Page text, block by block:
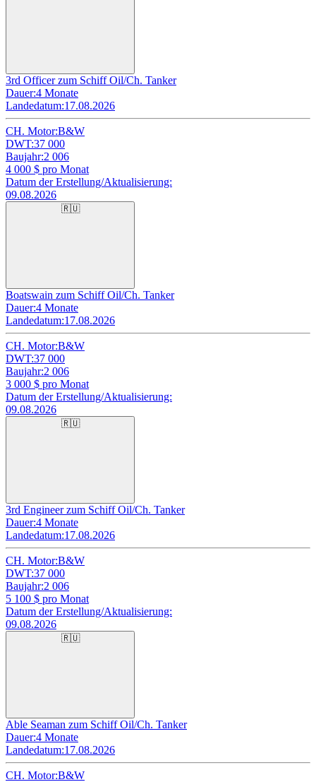
3rd Officer zum Schiff Oil/Ch. Tanker
Dauer:4 Monate
Landedatum:17.08.2026
CH. Motor:B&W
DWT:37 000
Baujahr:2 006
4 000 $ pro Monat
Datum der Erstellung/Aktualisierung:
09.08.2026
🇷🇺
Boatswain zum Schiff Oil/Ch. Tanker
Dauer:4 Monate
Landedatum:17.08.2026
CH. Motor:B&W
DWT:37 000
Baujahr:2 006
3 000 $ pro Monat
Datum der Erstellung/Aktualisierung:
09.08.2026
🇷🇺
3rd Engineer zum Schiff Oil/Ch. Tanker
Dauer:4 Monate
Landedatum:17.08.2026
CH. Motor:B&W
DWT:37 000
Baujahr:2 006
5 100 $ pro Monat
Datum der Erstellung/Aktualisierung:
09.08.2026
🇷🇺
Able Seaman zum Schiff Oil/Ch. Tanker
Dauer:4 Monate
Landedatum:17.08.2026
CH. Motor:B&W